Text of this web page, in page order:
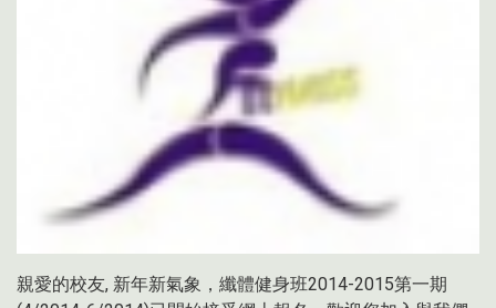
親愛的校友, 新年新氣象，纖體健身班2014-2015第一期